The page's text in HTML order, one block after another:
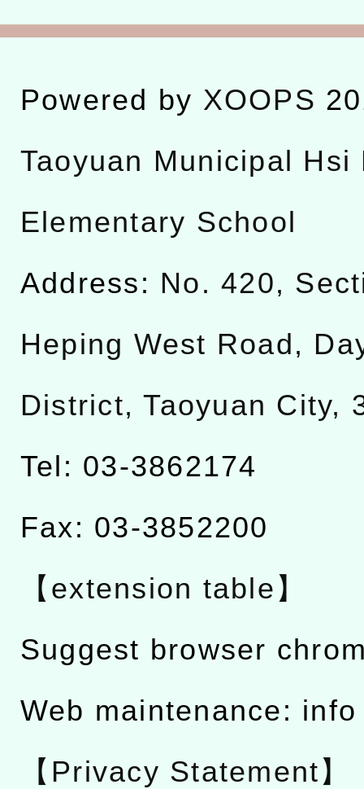
Powered by XOOPS
Taoyuan Municipal Hsi
Elementary School
Address: No. 420,
Heping West Road,
District, Taoyuan City,
Tel: 03-3862174
Fax: 03-3852200
【extension table】
Suggest browser
Web maintenance:
【Privacy Statement】